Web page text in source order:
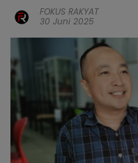
FOKUS RAKYAT
30 Juni 2025